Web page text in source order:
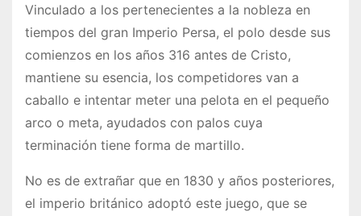
Vinculado a los pertenecientes a la nobleza en
tiempos del gran Imperio Persa, el polo desde sus
comienzos en los años 316 antes de Cristo,
mantiene su esencia, los competidores van a
caballo e intentar meter una pelota en el pequeño
arco o meta, ayudados con palos cuya
terminación tiene forma de martillo.
No es de extrañar que en 1830 y años posteriores,
el imperio británico adoptó este juego, que se